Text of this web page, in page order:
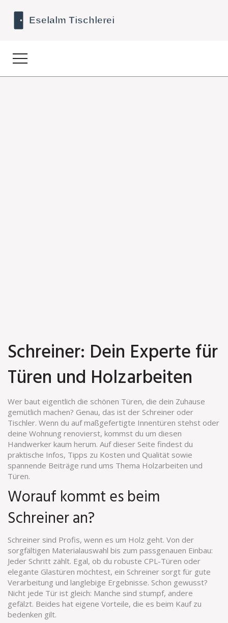
Schreiner: Dein Experte für
Türen und Holzarbeiten
Wer baut eigentlich die schönen Türen, die dein Zuhause
gemütlich machen? Genau, das ist der Schreiner oder
Tischler. Wenn du auf maßgefertigte Innentüren stehst oder
deine Wohnung renovierst, kommst du um diesen
Handwerker kaum herum. Auf dieser Seite findest du
praktische Infos, Tipps zu Kosten und Qualität sowie
spannende Beiträge rund ums Thema Holzarbeiten und
Türen.
Worauf kommt es beim
Schreiner an?
Schreiner sind Profis, wenn es um Holz geht. Von der
sorgfältigen Materialauswahl bis zum passgenauen Einbau:
Jeder Schritt zählt. Egal, ob du robuste CPL-Türen oder
elegante Glastüren möchtest, ein Schreiner sorgt für gute
Verarbeitung und langlebige Ergebnisse. Schon gewusst?
Nicht jede Tür ist gleich: Manche sind stumpf, andere
gefälzt. Beides hat eigene Vorteile, die es beim Kauf zu
bedenken gilt.